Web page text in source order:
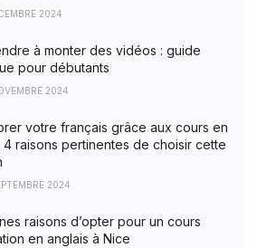
2024
à monter des vidéos : guide
pour débutants
2024
votre français grâce aux cours en
4 raisons pertinentes de choisir cette
2024
raisons d’opter pour un cours
en anglais à Nice